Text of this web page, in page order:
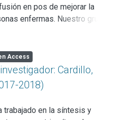
en pos de mejorar la
enfermas. Nuestro grupo
computacionales y de
y comprensión de las
del diseño de fármacos de
acorta el tiempo y
el trabajo experimental
modelos computacionales y
Access
Cardillo,
2018)
trabajado en la síntesis y